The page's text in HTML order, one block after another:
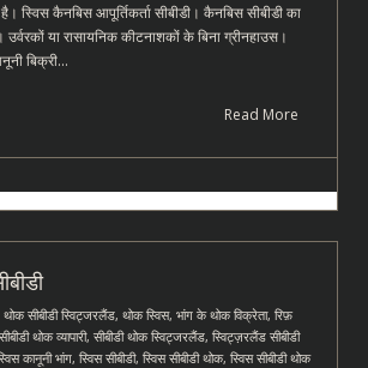
स्विस कैनबिस आपूर्तिकर्ता सीबीडी। कैनबिस सीबीडी का
या रासायनिक कीटनाशकों के बिना ग्रीनहाउस।
बिक्री…
Read More
थोक सीबीडी स्विट्जरलैंड, थोक स्विस, भांग के थोक विक्रेता, रिफ़
सीबीडी थोक व्यापारी, सीबीडी थोक स्विट्जरलैंड, स्विट्ज़रलैंड सीबीडी
कानूनी भांग, स्विस सीबीडी, स्विस सीबीडी थोक, स्विस सीबीडी थोक